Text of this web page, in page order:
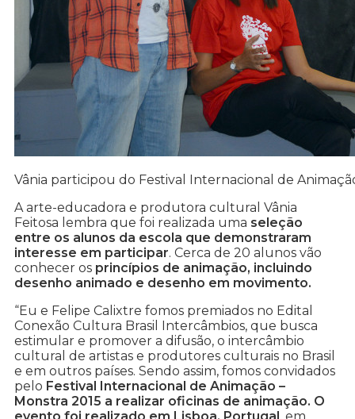
Vânia participou do Festival Internacional de
A arte-educadora e produtora cultural Vânia
Feitosa lembra que foi realizada uma seleção
entre os alunos da escola que demonstraram
interesse em participar. Cerca de 20 alunos vão
conhecer os princípios de animação, incluindo
desenho animado e desenho em movimento.
“Eu e Felipe Calixtre fomos premiados no Edital
Conexão Cultura Brasil Intercâmbios, que busca
estimular e promover a difusão, o intercâmbio
cultural de artistas e produtores culturais no Brasil
e em outros países. Sendo assim, fomos convidados
pelo Festival Internacional de Animação –
Monstra 2015 a realizar oficinas de animação. O